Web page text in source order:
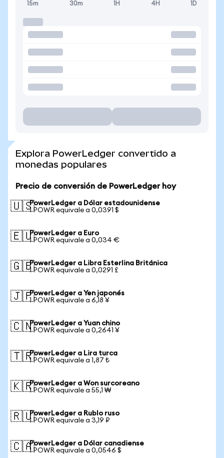
15m 30m 1H 4H 1D
Explora PowerLedger convertido a
monedas populares
Precio de conversión de PowerLedger hoy
🇺🇸PowerLedger a Dólar estadounidense
1 POWR equivale a 0,0391 $
🇪🇺PowerLedger a Euro
1 POWR equivale a 0,034 €
🇬🇧PowerLedger a Libra Esterlina Británica
1 POWR equivale a 0,0291 £
🇯🇵PowerLedger a Yen japonés
1 POWR equivale a 6,18 ¥
🇨🇳PowerLedger a Yuan chino
1 POWR equivale a 0,2641 ¥
🇹🇷PowerLedger a Lira turca
1 POWR equivale a 1,87 ₺
🇰🇷PowerLedger a Won surcoreano
1 POWR equivale a 55,1 ₩
🇷🇺PowerLedger a Rublo ruso
1 POWR equivale a 3,19 ₽
🇨🇦PowerLedger a Dólar canadiense
1 POWR equivale a 0,0546 $